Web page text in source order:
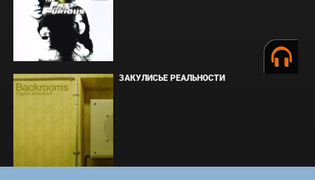
ЗАКУЛИСЬЕ РЕАЛЬНОСТИ